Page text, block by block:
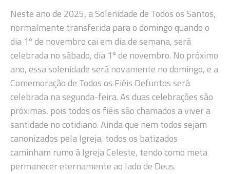
Neste ano de 2025, a Solenidade de Todos os Santos,
normalmente transferida para o domingo quando o
dia 1º de novembro cai em dia de semana, será
celebrada no sábado, dia 1º de novembro. No próximo
ano, essa solenidade será novamente no domingo, e a
Comemoração de Todos os Fiéis Defuntos será
celebrada na segunda-feira. As duas celebrações são
próximas, pois todos os fiéis são chamados a viver a
santidade no cotidiano. Ainda que nem todos sejam
canonizados pela Igreja, todos os batizados
caminham rumo à Igreja Celeste, tendo como meta
permanecer eternamente ao lado de Deus.